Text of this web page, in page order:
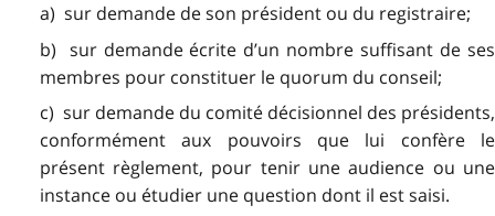
a) sur demande de son président ou du registraire;
b) sur demande écrite d’un nombre suffisant de ses
membres pour constituer le quorum du conseil;
c) sur demande du comité décisionnel des présidents,
conformément aux pouvoirs que lui confère le
présent règlement, pour tenir une audience ou une
instance ou étudier une question dont il est saisi.